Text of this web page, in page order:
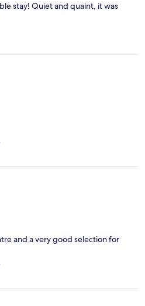
stay! Quiet and quaint, it was
and a very good selection for